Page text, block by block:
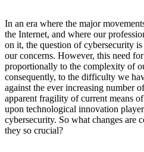
In an era where the major
the Internet, and where our
on it, the question of cybersecurity
our concerns. However, this need
proportionally to the complexity of
consequently, to the difficulty we
against the ever increasing number
apparent fragility of current means
upon technological innovation
cybersecurity. So what changes are
they so crucial?